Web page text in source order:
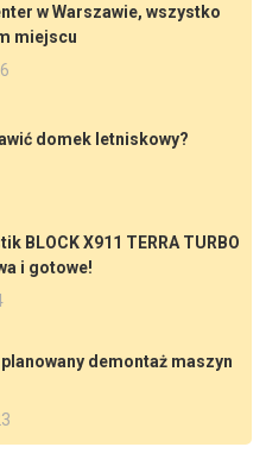
w Warszawie, wszystko
miejscu
domek letniskowy?
BLOCK X911 TERRA TURBO
i gotowe!
demontaż maszyn